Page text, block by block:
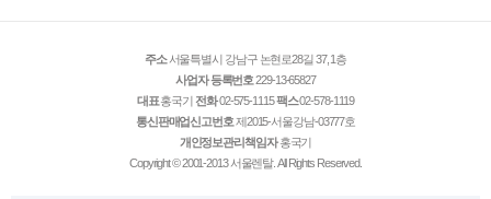
주소서울특별시 강남구 논현로28길 37, 1층
사업자 등록번호229-13-65827
대표홍국기 전화02-575-1115팩스02-578-1119
통신판매업신고번호제2015-서울강남-03777호
개인정보관리책임자홍국기
Copyright © 2001-2013 서울렌탈. All Rights Reserved.